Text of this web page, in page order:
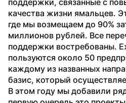
качества жизни ямальцев.
где мы возмещаем до 90%
миллионов рублей. Все
поддержки востребованы.
пользуются около 50
каждому из названных
базис, который
В этом году мы добавили